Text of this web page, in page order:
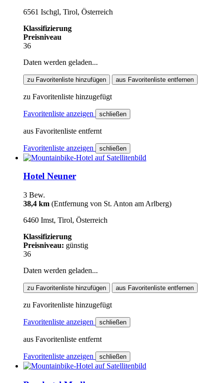
6561 Ischgl, Tirol, Österreich
Klassifizierung
Preisniveau
36
Daten werden geladen...
zu Favoritenliste hinzufügen aus Favoritenliste entfernen
zu Favoritenliste hinzugefügt
Favoritenliste anzeigen schließen
aus Favoritenliste entfernt
Favoritenliste anzeigen schließen
Hotel Neuner
3 Bew.
38,4 km (Entfernung von St. Anton am Arlberg)
6460 Imst, Tirol, Österreich
Klassifizierung
Preisniveau: günstig
36
Daten werden geladen...
zu Favoritenliste hinzufügen aus Favoritenliste entfernen
zu Favoritenliste hinzugefügt
Favoritenliste anzeigen schließen
aus Favoritenliste entfernt
Favoritenliste anzeigen schließen